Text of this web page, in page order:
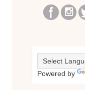
Powered by